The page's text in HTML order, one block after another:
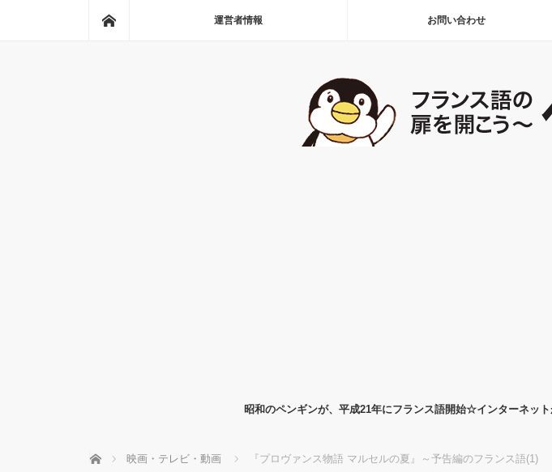
運営者情報 お問い合わせ
昭和のペンギンが、平成21年にフランス語開始☆インターネッ
ホーム 映画・テレビ・動画 『プロヴァンス物語 マルセルの夏』～予告編のフランス語(1)